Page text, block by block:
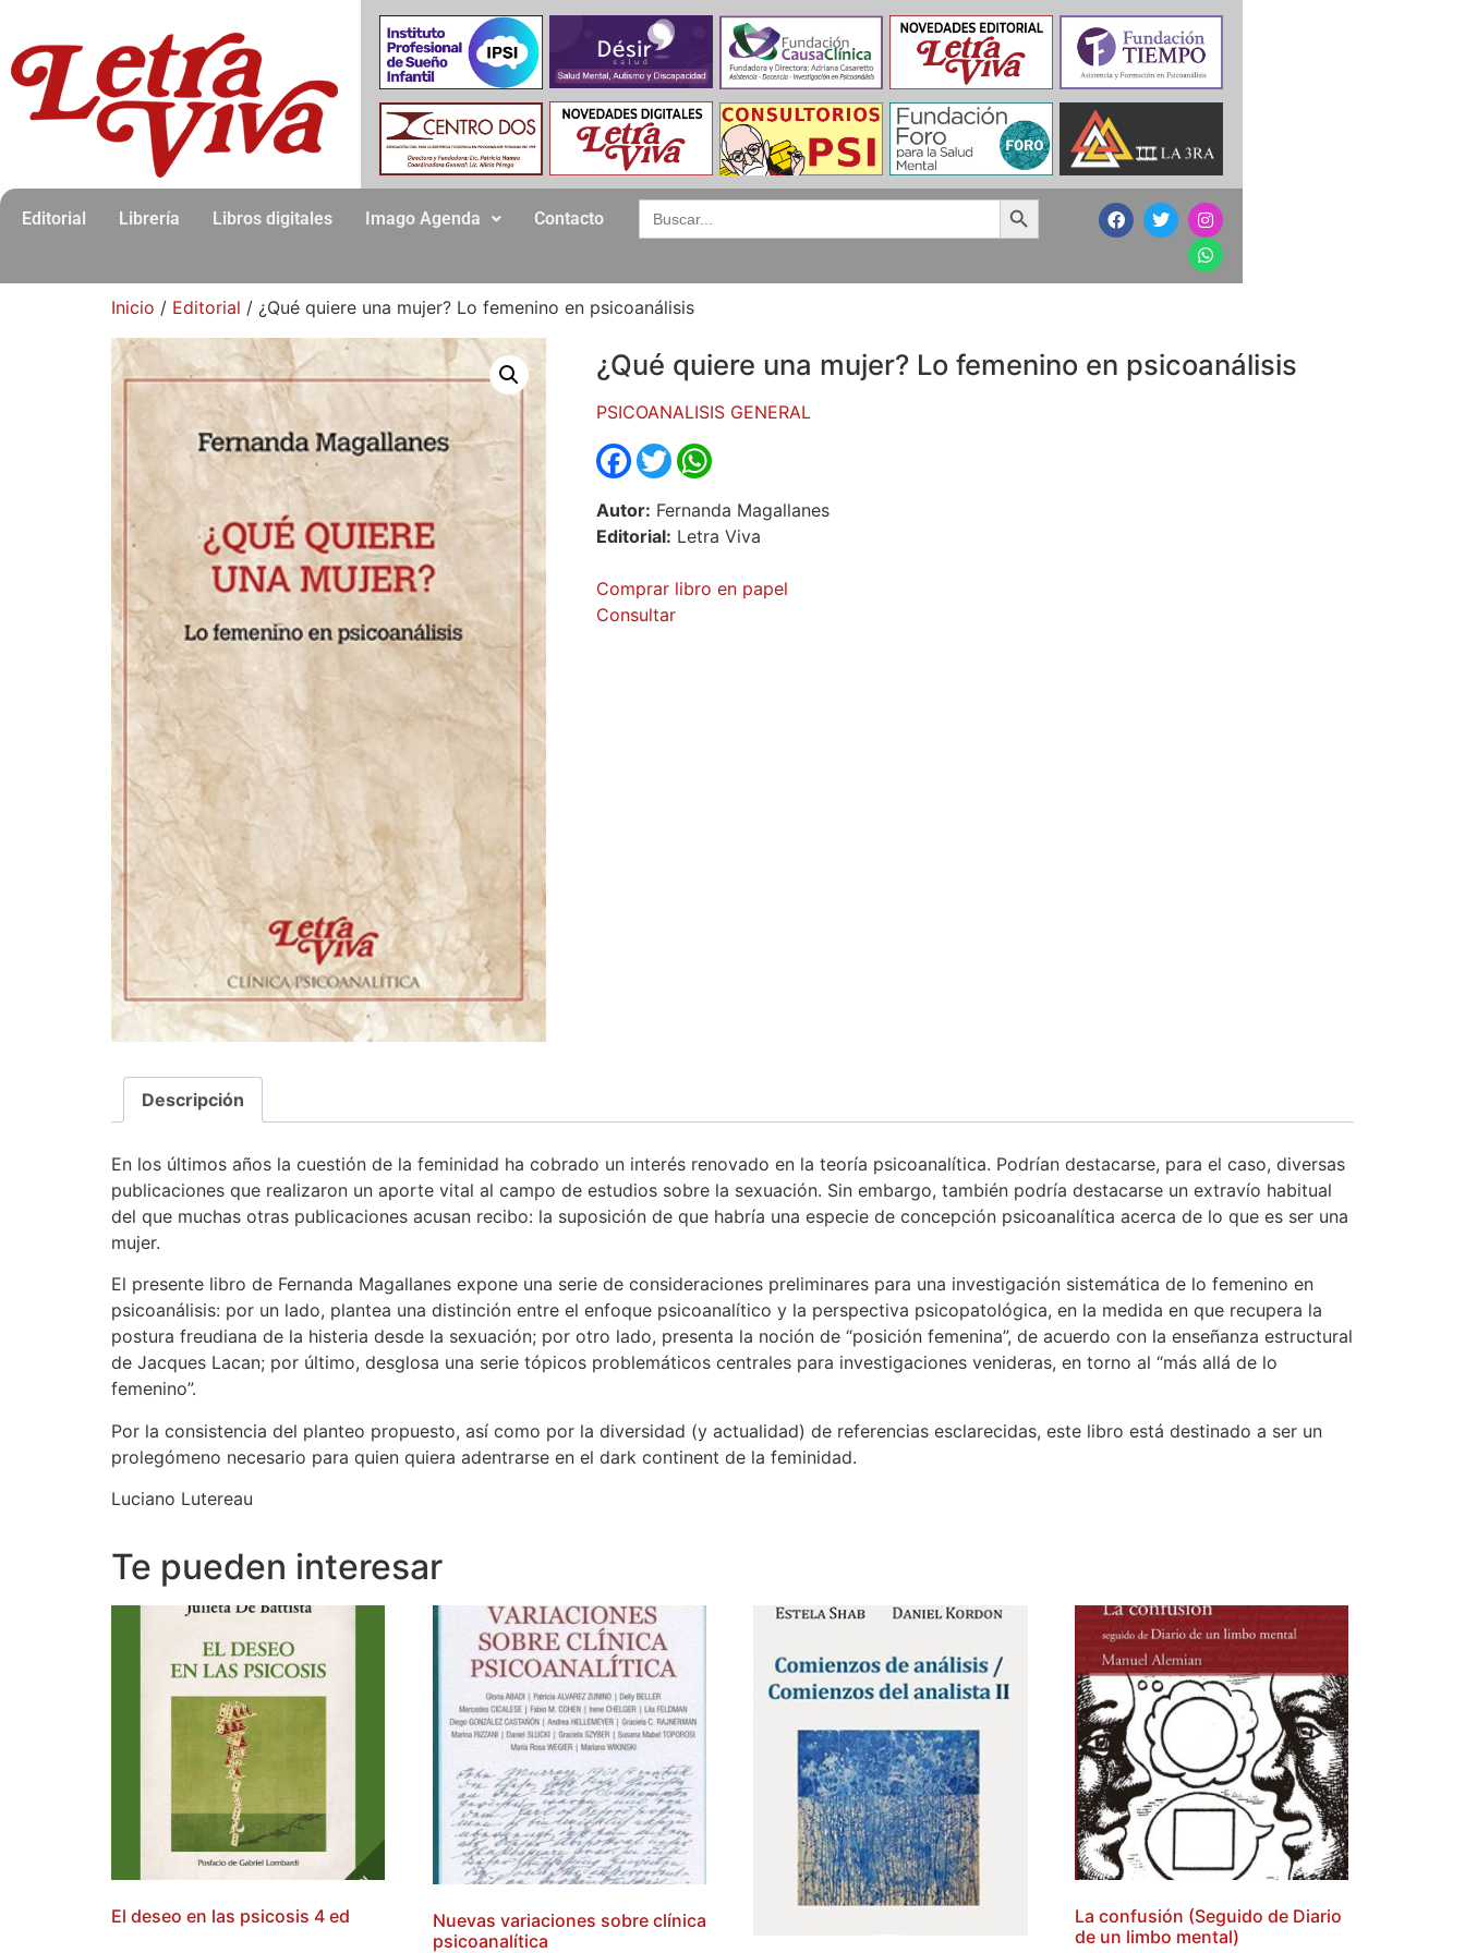
Editorial Librería Libros digitales Imago Agenda Contacto
Search
for:
Search Button
Inicio / Editorial / ¿Qué quiere una mujer? Lo femenino en psicoanálisis
¿Qué quiere una mujer? Lo femenino en psicoanálisis
PSICOANALISIS GENERAL
Facebook
TwitterWhatsApp
Autor: Fernanda Magallanes
Editorial: Letra Viva
Comprar libro en papel
Consultar
Descripción
En los últimos años la cuestión de la feminidad ha cobrado un interés renovado en la teoría psicoanalítica. Podrían destacarse, para el caso, diversas
publicaciones que realizaron un aporte vital al campo de estudios sobre la sexuación. Sin embargo, también podría destacarse un extravío habitual
del que muchas otras publicaciones acusan recibo: la suposición de que habría una especie de concepción psicoanalítica acerca de lo que es ser una
mujer.
El presente libro de Fernanda Magallanes expone una serie de consideraciones preliminares para una investigación sistemática de lo femenino en
psicoanálisis: por un lado, plantea una distinción entre el enfoque psicoanalítico y la perspectiva psicopatológica, en la medida en que recupera la
postura freudiana de la histeria desde la sexuación; por otro lado, presenta la noción de “posición femenina”, de acuerdo con la enseñanza estructural
de Jacques Lacan; por último, desglosa una serie tópicos problemáticos centrales para investigaciones venideras, en torno al “más allá de lo
femenino”.
Por la consistencia del planteo propuesto, así como por la diversidad (y actualidad) de referencias esclarecidas, este libro está destinado a ser un
prolegómeno necesario para quien quiera adentrarse en el dark continent de la feminidad.
Luciano Lutereau
Te pueden interesar
El deseo en las psicosis 4 ed
Nuevas variaciones sobre clínica
psicoanalítica
La confusión (Seguido de Diario
de un limbo mental)